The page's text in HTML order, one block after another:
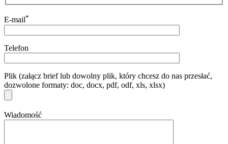
E-mail*
Telefon
Plik (załącz brief lub dowolny plik, który chcesz do nas przesłać,
dozwolone formaty: doc, docx, pdf, odf, xls, xlsx)
Wiadomość